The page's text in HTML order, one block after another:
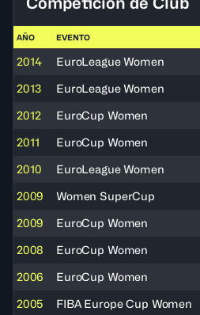
AÑO EVENTO
2014 EuroLeague Women
2013
EuroLeague Women
2012
EuroCup Women
2011
EuroCup Women
2010
EuroLeague Women
2009
Women SuperCup
2009
EuroCup Women
2008
EuroCup Women
2006
EuroCup Women
2005
FIBA Europe Cup Women